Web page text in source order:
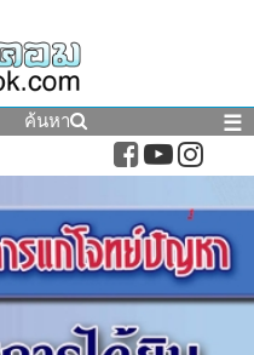
ค้นหา ☰